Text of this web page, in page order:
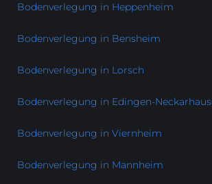
Bodenverlegung in Heppenheim
Bodenverlegung in Bensheim
Bodenverlegung in Lorsch
Bodenverlegung in Edingen-
Bodenverlegung in Viernheim
Bodenverlegung in Mannheim